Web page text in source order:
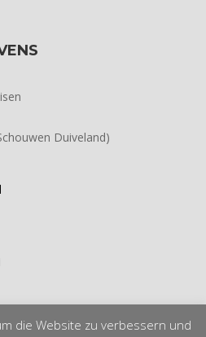
Duiveland)
die Website zu verbessern und